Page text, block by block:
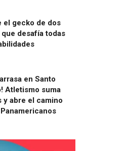
el gecko de dos
desafía todas
en Santo
Atletismo suma
y abre el camino